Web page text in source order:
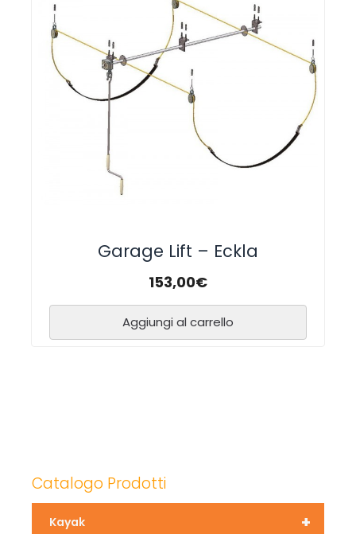
Garage Lift – Eckla
153,00€
Aggiungi al carrello
Catalogo Prodotti
+
Kayak